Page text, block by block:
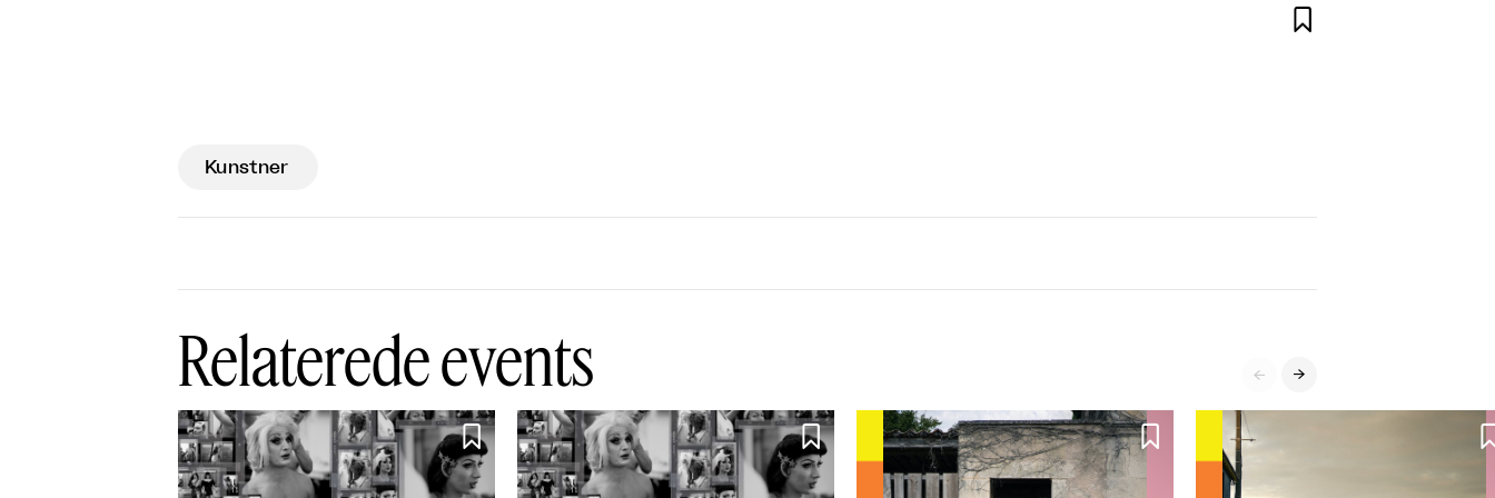

Kunstner
Relaterede events  
  